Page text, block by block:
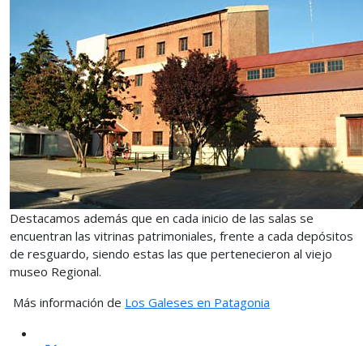
Destacamos además que en cada inicio de las salas se
encuentran las vitrinas patrimoniales, frente a cada depósitos
de resguardo, siendo estas las que pertenecieron al viejo
museo Regional.
Más información de Los Galeses en Patagonia